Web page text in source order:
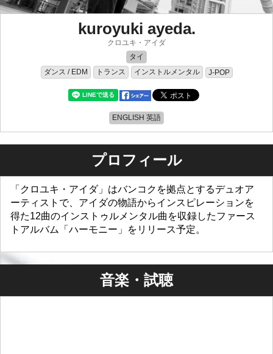
kuroyuki ayeda.
クロユキ・アイダ
タイ
ダンス / EDM
トランス インストルメンタル J-POP
ENGLISH 英語
プロフィール
「クロユキ・アイダ」はバンコクを拠点とするデュオア
ーティストで、アイダの物語からインスピレーションを
得た12曲のインストゥルメンタル曲を収録したファース
トアルバム「ハーモニー」をリリース予定。
音楽・試聴